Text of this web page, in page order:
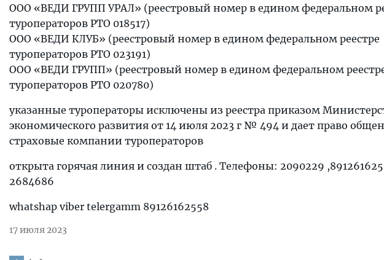
ООО «ВЕДИ ГРУПП УРАЛ» (реестровый номер в едином федеральном
туроператоров РТО 018517)
ООО «ВЕДИ КЛУБ» (реестровый номер в едином федеральном реестре
туроператоров РТО 023191)
ООО «ВЕДИ ГРУПП» (реестровый номер в едином федеральном
туроператоров РТО 020780)
указанные туроператоры исключены из реестра приказом
экономического развития от 14 июля 2023 г № 494 и дает право
страховые компании туроператоров
открыта горячая линия и создан штаб . Телефоны: 2090229
2684686
whatshap viber telergamm 89126162558
17 июля 2023